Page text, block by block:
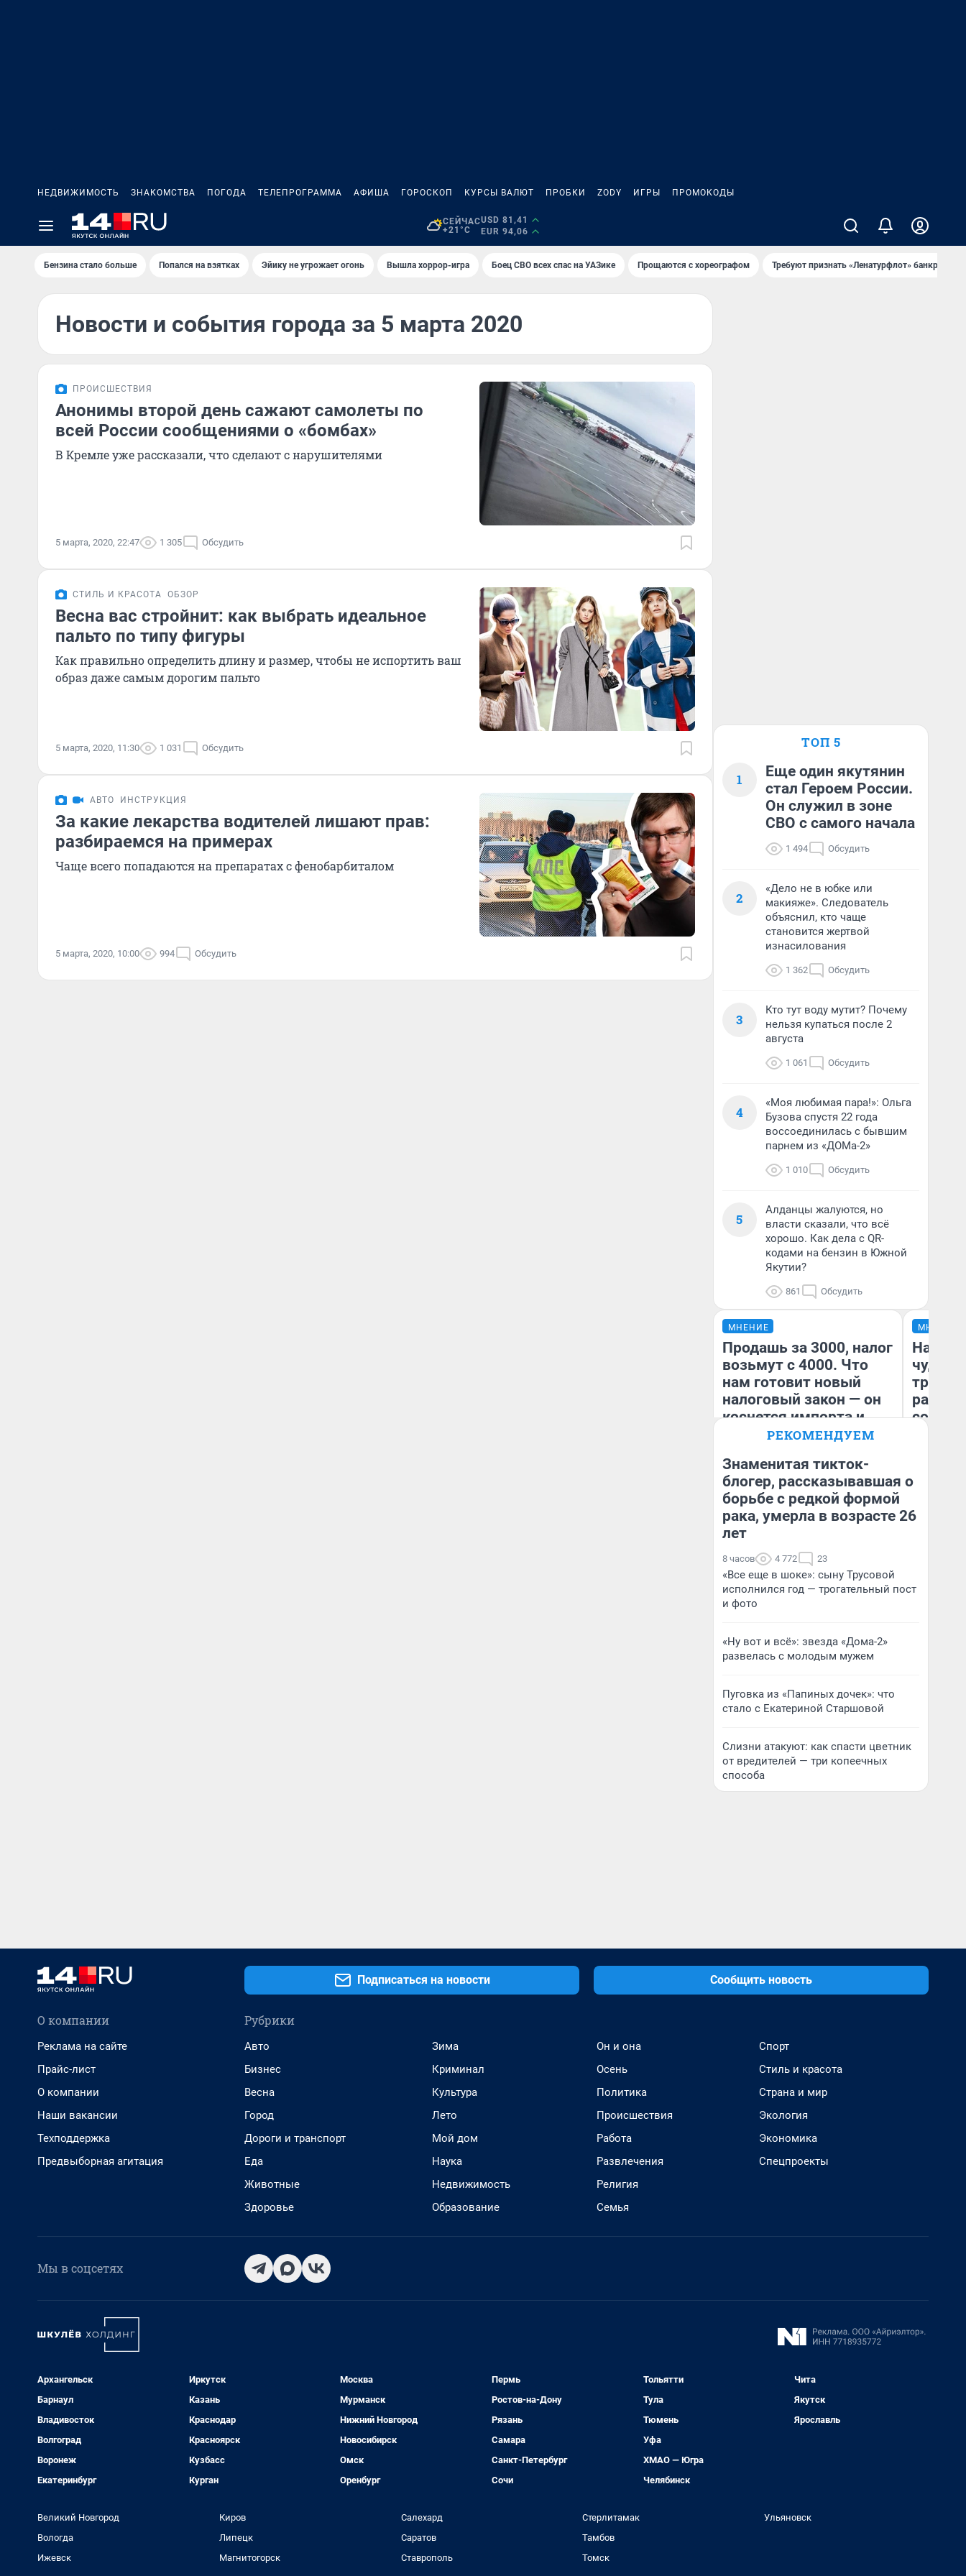
НЕДВИЖИМОСТЬ ЗНАКОМСТВА ПОГОДА ТЕЛЕПРОГРАММА АФИША ГОРОСКОП КУРСЫ ВАЛЮТ ПРОБКИ ZODY ИГРЫ ПРОМОКОДЫ
СЕЙЧАС
+21°C
USD 81,41
EUR 94,06
Бензина стало больше Попался на взятках Эйику не угрожает огонь Вышла хоррор-игра Боец СВО всех спас на УАЗике Прощаются с хореографом Требуют признать «Ленатурфлот» банкротом
Новости и события города за 5 марта 2020
ПРОИСШЕСТВИЯ
Анонимы второй день сажают самолеты по
всей России сообщениями о «бомбах»
В Кремле уже рассказали, что сделают с нарушителями
5 марта, 2020, 22:47 1 305 Обсудить
СТИЛЬ И КРАСОТА ОБЗОР
Весна вас стройнит: как выбрать идеальное
пальто по типу фигуры
Как правильно определить длину и размер, чтобы не испортить ваш
образ даже самым дорогим пальто
5 марта, 2020, 11:30 1 031 Обсудить
АВТО ИНСТРУКЦИЯ
За какие лекарства водителей лишают прав:
разбираемся на примерах
Чаще всего попадаются на препаратах с фенобарбиталом
5 марта, 2020, 10:00 994 Обсудить
ТОП 5
1
Еще один якутянин
стал Героем России.
Он служил в зоне
СВО с самого начала
1 494 Обсудить
2
«Дело не в юбке или
макияже». Следователь
объяснил, кто чаще
становится жертвой
изнасилования
1 362 Обсудить
3
Кто тут воду мутит? Почему
нельзя купаться после 2
августа
1 061 Обсудить
4
«Моя любимая пара!»: Ольга
Бузова спустя 22 года
воссоединилась с бывшим
парнем из «ДОМа-2»
1 010 Обсудить
5
Алданцы жалуются, но
власти сказали, что всё
хорошо. Как дела с QR-
кодами на бензин в Южной
Якутии?
861 Обсудить
МНЕНИЕ
Продашь за 3000, налог
возьмут с 4000. Что
нам готовит новый
налоговый закон — он
коснется импорта и
даже репетиторов
Анастасия Завгородняя
МНЕНИЕ
чудом
РЕКОМЕНДУЕМ
Знаменитая тикток-
блогер, рассказывавшая о
борьбе с редкой формой
рака, умерла в возрасте 26
лет
8 часов 4 772 23
«Все еще в шоке»: сыну Трусовой
исполнился год — трогательный пост
и фото
«Ну вот и всё»: звезда «Дома-2»
развелась с молодым мужем
Пуговка из «Папиных дочек»: что
стало с Екатериной Старшовой
Слизни атакуют: как спасти цветник
от вредителей — три копеечных
способа
Подписаться на новости Сообщить новость
О компании
Реклама на сайте
Прайс-лист
О компании
Наши вакансии
Техподдержка
Предвыборная агитация
Рубрики
Авто
Бизнес
Весна
Город
Дороги и транспорт
Еда
Животные
Здоровье
Зима
Криминал
Культура
Лето
Мой дом
Наука
Недвижимость
Образование
Он и она
Осень
Политика
Происшествия
Работа
Развлечения
Религия
Семья
Спорт
Стиль и красота
Страна и мир
Экология
Экономика
Спецпроекты
Мы в соцсетях
Архангельск
Барнаул
Владивосток
Волгоград
Воронеж
Екатеринбург
Иркутск
Казань
Краснодар
Красноярск
Кузбасс
Курган
Москва
Мурманск
Нижний Новгород
Новосибирск
Омск
Оренбург
Пермь
Ростов-на-Дону
Рязань
Самара
Санкт-Петербург
Сочи
Тольятти
Тула
Тюмень
Уфа
ХМАО — Югра
Челябинск
Чита
Якутск
Ярославль
Великий Новгород
Вологда
Ижевск
Киров
Липецк
Магнитогорск
Салехард
Саратов
Ставрополь
Стерлитамак
Тамбов
Томск
Ульяновск